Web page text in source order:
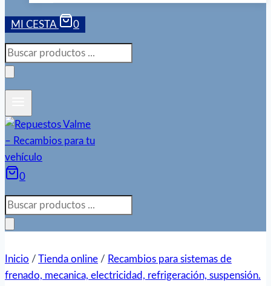
MI CESTA 0
Búsqueda
de
0
Búsqueda
de
Inicio / Tienda online / Recambios para sistemas de
frenado, mecanica, electricidad, refrigeración, suspensión.